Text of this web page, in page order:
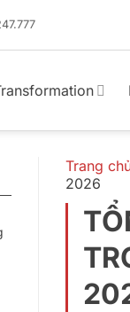
Trang
2026